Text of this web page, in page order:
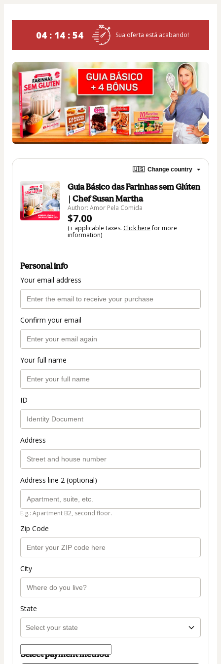
04 : 14 : 54 Sua oferta está acabando!
🇺🇸 Change country
Guia Básico das Farinhas sem Glúten
| Chef Susan Martha
Author: Amor Pela Comida
$7.00
(+ applicable taxes. Click herefor more
information)
Personal info
Your email address
Confirm your email
Your full name
ID
Address
Address line 2 (optional)
E.g.: Apartment B2, second floor.
Zip Code
City
State
Select payment method